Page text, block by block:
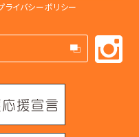
ライバシーポリシー